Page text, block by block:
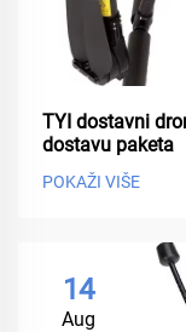
TYI dostavni
dostavu paketa
POKAŽI VIŠE
14
Aug